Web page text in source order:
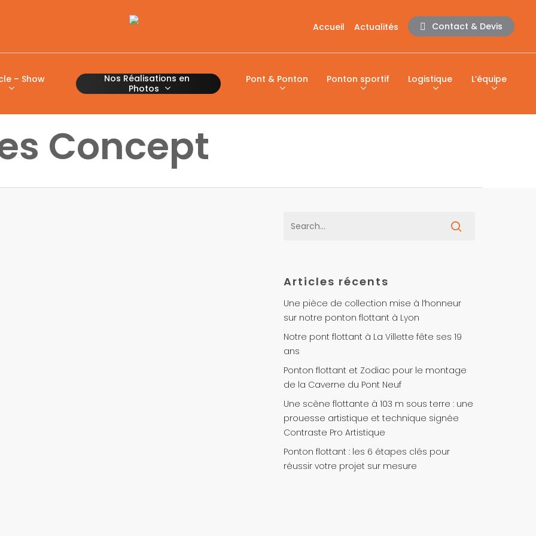
Accueil Actualités Contact & Devis
– Show
Nos Réalisations en
Photos
Pont & Ponton Ponton sportif Logistique L’équipe
Concept
Articles récents
Une pièce de collection mise à l’honneur
sur notre ponton flottant à Lyon
Notre pont flottant à La Villette fête ses 19
ans
Ponton flottant et Zodiac pour le montage
de la Caverne du Pont Neuf
Une scène flottante à 103 m sous terre : une
prouesse artistique et technique signée
Contraste Pro Artistique
Ponton flottant : les 6 étapes clés pour
réussir votre projet sur mesure